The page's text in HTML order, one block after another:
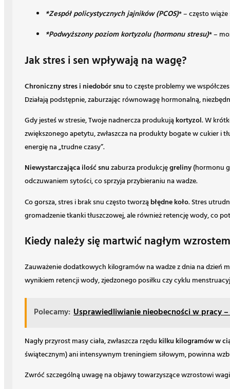
*Zespół policystycznych jajników (PCOS)* – często
*Podwyższony poziom kortyzolu (hormonu stresu)* –
Jak stres i sen wpływają na wagę?
Chroniczny stres i niedobór snuto częste problemy we
Działają podstępnie, zaburzając równowagę hormonalną,
Gdy jesteś w stresie, Twoje nadnercza produkująkortyzol. W
zwiększonego apetytu, zwłaszcza na produkty bogate w cukier i
energię na „trudne czasy”.
Niewystarczająca ilość snuzaburza produkcjęgreliny(hormonu
odczuwaniem sytości, co sprzyja przybieraniu na wadze.
Co gorsza, stres i brak snu często tworząbłędne koło. Stres
gromadzenie tkanki tłuszczowej, ale również retencję wody, co
Kiedy należy się martwić nagłym
Zauważenie dodatkowych kilogramów na wadze z dnia na dzień
wynikiem retencji wody, zjedzonego posiłku czy cyklu
Polecamy: Usprawiedliwianie nieobecności w pracy
Nagły przyrost masy ciała, zwłaszcza rzędu kilku kilogramów w
świątecznym) ani intensywnym treningiem siłowym, powinna
Zwróć szczególną uwagę na objawy towarzyszące wzrostowi